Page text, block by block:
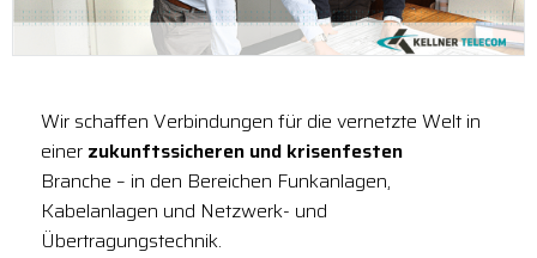
Wir schaffen Verbindungen für die vernetzte Welt in
einer zukunftssicheren und krisenfesten
Branche – in den Bereichen Funkanlagen,
Kabelanlagen und Netzwerk- und
Übertragungstechnik.